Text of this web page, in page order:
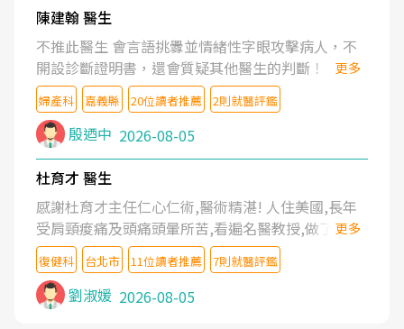
陳建翰 醫生
不推此醫生 會言語挑釁並情緒性字眼攻擊病人，不
開設診斷證明書，還會質疑其他醫生的判斷！
更多
婦產科 嘉義縣 20位讀者推薦 2則就醫評鑑
殷迺中 2026-08-05
杜育才 醫生
感謝杜育才主任仁心仁術,醫術精湛! 人住美國,長年
受肩頸痠痛及頭痛頭暈所苦,看遍名醫教授,做了各種
檢查,也嘗試過西醫打針,中醫針灸及物理徒手治療都
沒有用,後來連吃到嗎啡類止痛藥都效果有限,只是壓
症狀,沒多久就痛起來,多年失眠嚴重影響生活品質.
台灣親友介紹忠孝醫院杜育才主任是頸頭症候群專
更多
復健科 台北市 11位讀者推薦 7則就醫評鑑
劉淑媛 2026-08-05